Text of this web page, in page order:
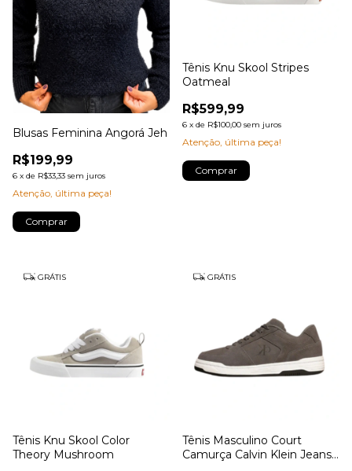
Blusas Feminina Angorá Jeh
R$199,99
6 x de R$33,33 sem juros
Atenção, última peça!
Comprar
Tênis Knu Skool Stripes
Oatmeal
R$599,99
6 x de R$100,00 sem juros
Atenção, última peça!
Comprar
GRÁTIS
Tênis Knu Skool Color
Theory Mushroom
GRÁTIS
Tênis Masculino Court
Camurça Calvin Klein Jeans